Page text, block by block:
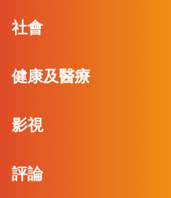
社會
健康及醫療
影視
評論